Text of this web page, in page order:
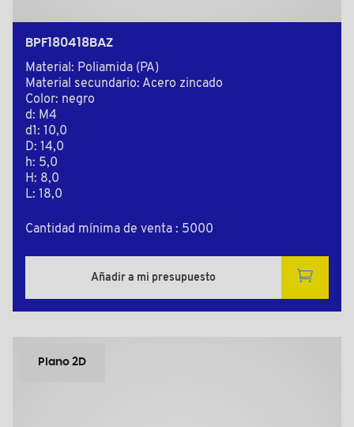
BPF180418BAZ
Material: Poliamida (PA)
Material secundario: Acero zincado
Color: negro
d: M4
d1: 10,0
D: 14,0
h: 5,0
H: 8,0
L: 18,0
Cantidad mínima de venta : 5000
Añadir a mi presupuesto
Plano 2D